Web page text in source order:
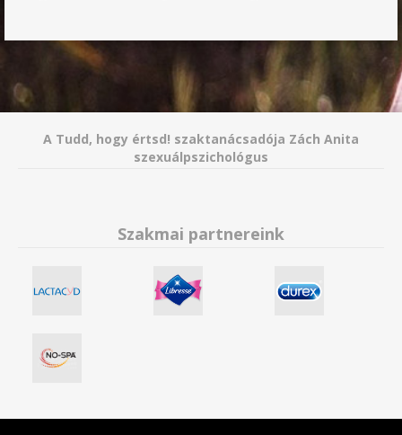
A Tudd, hogy értsd! szaktanácsadója Zách Anita
szexuálpszichológus
Szakmai partnereink